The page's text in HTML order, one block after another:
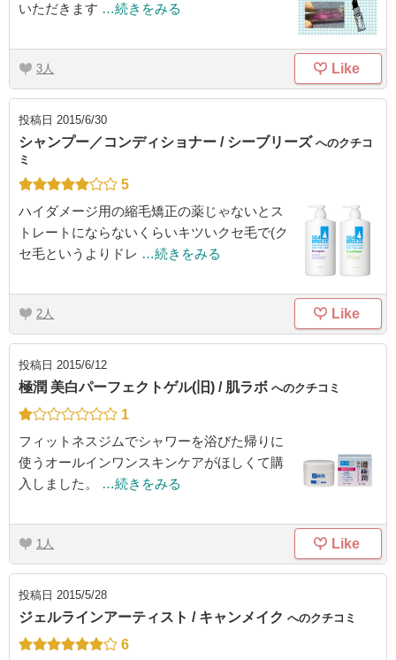
いただきます …続きをみる
3 Like
投稿日 2015/6/30
シャンプー／コンディショナー / シーブリーズ へのクチコ
ミ
5
ハイダメージ用の縮毛矯正の薬じゃないとス
トレートにならないくらいキツいクセ毛で(ク
セ毛というよりドレ …続きをみる
2 Like
投稿日 2015/6/12
極潤 美白パーフェクトゲル(旧) / 肌ラボ へのクチコミ
1
フィットネスジムでシャワーを浴びた帰りに
使うオールインワンスキンケアがほしくて購
入しました。
…続きをみる
1 Like
投稿日 2015/5/28
ジェルラインアーティスト / キャンメイク へのクチコミ
6